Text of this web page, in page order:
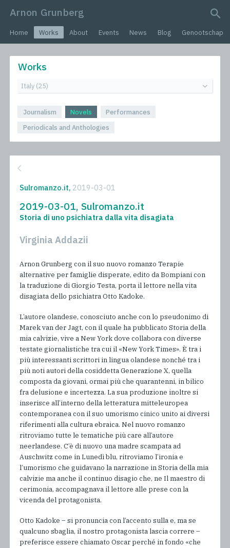
Arnon Grunberg
Home Works About Events News Blog Genootschap
Works
Journalism Novels
Performances
Periodicals and Anthologies
Sulromanzo.it, 2019-03-01
2019-03-01, Sulromanzo.it
Storia di uno psichiatra dalla vita disagiata
Virginia Addazii
Arnon Grunberg con il suo nuovo romanzo Terapie
alternative per famiglie disperate, edito da Bompiani con
la traduzione di Giorgio Testa, porta il lettore nella vita
disagiata dello psichiatra Otto Kadoke.
L’autore olandese, conosciuto anche con lo pseudonimo di
Marek van der Jagt, con il quale ha pubblicato Storia della
mia calvizie, vive a New York dove collabora con diverse
testate giornalistiche tra cui il «New York Times». È tra i
più interessanti scrittori in lingua olandese nonché tra i
più noti autori della cosiddetta Generazione X, quella
composta da giovani, ormai più che quarantenni, in bilico
fra delusione e incertezza. La sua produzione inoltre si
inserisce all’interno della letteratura mitteleuropea
contemporanea con il suo umorismo cinico unito ai diversi
riferimenti alla cultura ebraica. Nel nuovo romanzo
ritroviamo tutte le tematiche più care all’autore
neerlandese. C’è di nuovo una madre scampata ad
Auschwitz come in Lunedì blu, ritroviamo l’ironia e
l’umorismo che guidavano la narrazione in Storia della mia
calvizie ma anche il continuo disagio che, ne Il maestro di
cerimonia, accompagnava il lettore alle prese con la
vicenda del protagonista.
Otto Kadoke – si pronuncia con l’accento sulla e, ma se
qualcuno sbaglia, il nostro protagonista lascia correre –
preferisce essere chiamato Oscar perché in fondo «che